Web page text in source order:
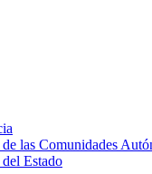
las Comunidades
Estado